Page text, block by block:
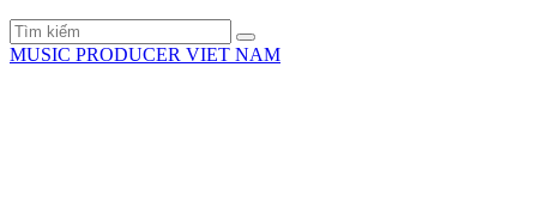
MUSIC PRODUCER VIET NAM